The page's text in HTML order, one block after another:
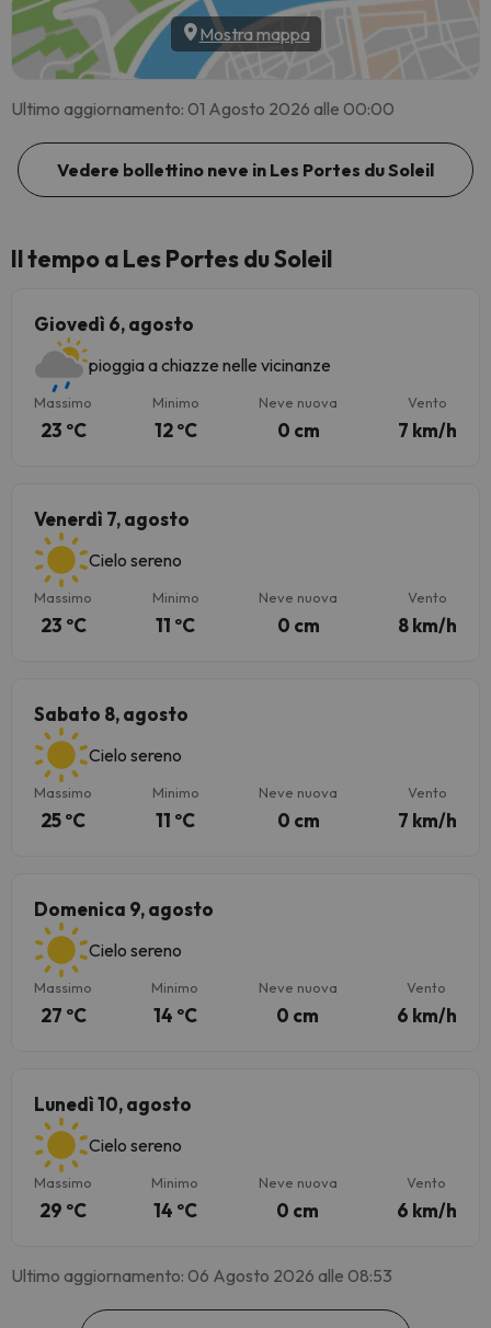
Mostra mappa
Ultimo aggiornamento: 01 Agosto 2026 alle 00:00
Vedere bollettino neve in Les Portes du Soleil
Il tempo a Les Portes du Soleil
Giovedì 6, agosto
pioggia a chiazze nelle vicinanze
Massimo
23 ºC
Minimo
12 ºC
Neve nuova
0 cm
Vento
7 km/h
Venerdì 7, agosto
Cielo sereno
Massimo
23 ºC
Minimo
11 ºC
Neve nuova
0 cm
Vento
8 km/h
Sabato 8, agosto
Cielo sereno
Massimo
25 ºC
Minimo
11 ºC
Neve nuova
0 cm
Vento
7 km/h
Domenica 9, agosto
Cielo sereno
Massimo
27 ºC
Minimo
14 ºC
Neve nuova
0 cm
Vento
6 km/h
Lunedì 10, agosto
Cielo sereno
Massimo
29 ºC
Minimo
14 ºC
Neve nuova
0 cm
Vento
6 km/h
Ultimo aggiornamento: 06 Agosto 2026 alle 08:53